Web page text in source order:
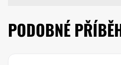
PODOBNÉ